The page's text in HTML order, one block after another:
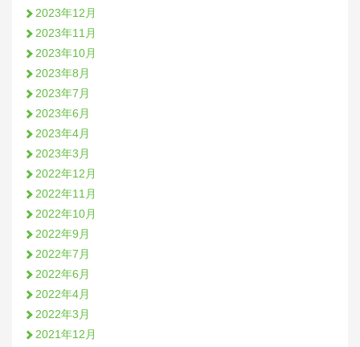
2023年12月
2023年11月
2023年10月
2023年8月
2023年7月
2023年6月
2023年4月
2023年3月
2022年12月
2022年11月
2022年10月
2022年9月
2022年7月
2022年6月
2022年4月
2022年3月
2021年12月